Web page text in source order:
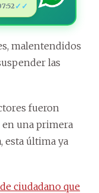
✓✓
malentendidos
las
fueron
en una primera
esta última ya
ciudadano que